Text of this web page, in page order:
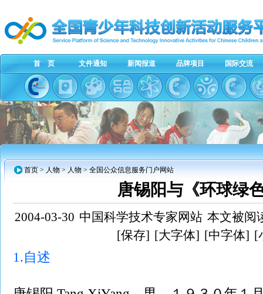
首 页 文件通知 新闻报道 品牌项目 国际交流
首页 > 人物 > 人物 > 全国公众信息服务门户网站
唐锡阳与《环球绿
2004-03-30 中国科学技术专家网站 本文被阅
[保存] [大字体] [中字体] [
1.自述